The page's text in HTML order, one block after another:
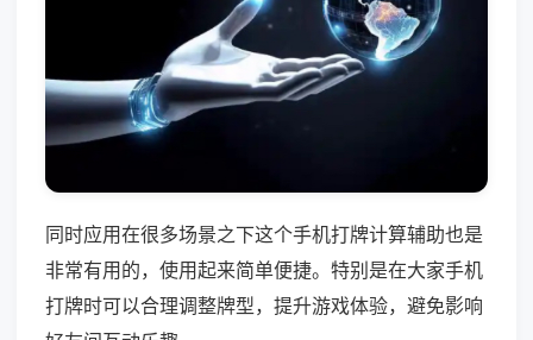
同时应用在很多场景之下这个手机打牌计算辅助也是
非常有用的，使用起来简单便捷。特别是在大家手机
打牌时可以合理调整牌型，提升游戏体验，避免影响